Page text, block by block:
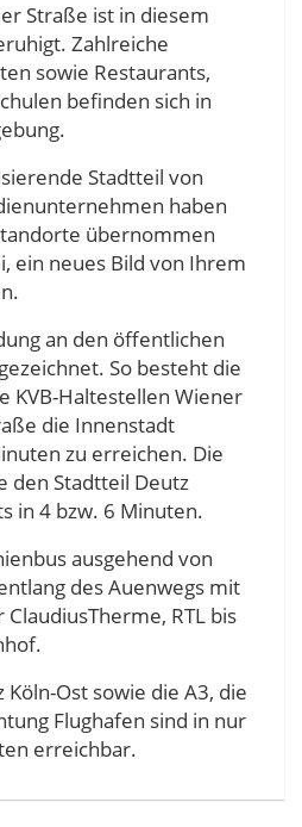
Straße ist in diesem
Zahlreiche
sowie Restaurants,
befinden sich in
Stadtteil von
haben
übernommen
ein neues Bild von Ihrem
an den öffentlichen
So besteht die
KVB-Haltestellen Wiener
die Innenstadt
zu erreichen. Die
den Stadtteil Deutz
in 4 bzw. 6 Minuten.
ausgehend von
des Auenwegs mit
RTL bis
Ost sowie die A3, die
Flughafen sind in nur
erreichbar.